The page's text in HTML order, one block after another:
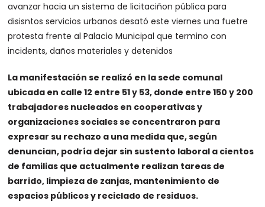
avanzar hacia un sistema de licitaciñon pública para
disisntos servicios urbanos desató este viernes una fuetre
protesta frente al Palacio Municipal que termino con
incidents, daños materiales y detenidos
La manifestación se realizó en la sede comunal
ubicada en calle 12 entre 51 y 53, donde entre 150 y 200
trabajadores nucleados en cooperativas y
organizaciones sociales se concentraron para
expresar su rechazo a una medida que, según
denuncian, podría dejar sin sustento laboral a cientos
de familias que actualmente realizan tareas de
barrido, limpieza de zanjas, mantenimiento de
espacios públicos y reciclado de residuos.